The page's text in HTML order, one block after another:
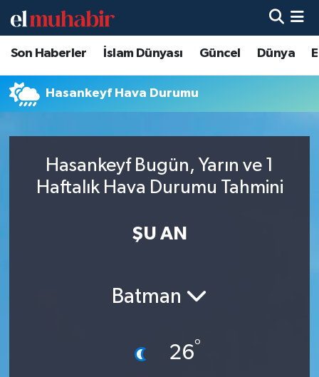
Son Haberler İslam Dünyası Güncel Dünya
Hasankeyf Hava Durumu
Hasankeyf Bugün, Yarın ve 1
Haftalık Hava Durumu Tahmini
ŞU AN
Batman
26°
Hava Durumu
Trafik Durumu
Tüm Manşetler